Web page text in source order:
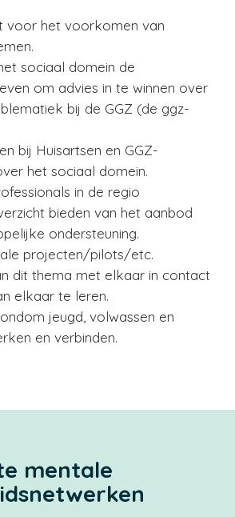
voor het voorkomen van
sociaal domein de
om advies in te winnen over
bij de GGZ (de ggz-
bij Huisartsen en GGZ-
het sociaal domein.
in de regio
bieden van het aanbod
ondersteuning.
projecten/pilots/etc.
dit thema met elkaar in contact
elkaar te leren.
jeugd, volwassen en
en verbinden.
mentale